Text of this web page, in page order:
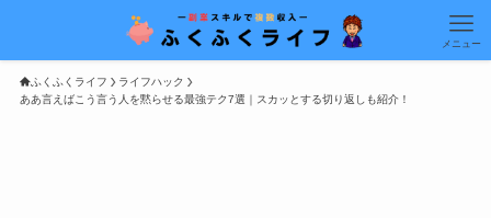
メニュー
ふくふくライフ
ライフハック
ああ言えばこう言う人を黙らせる最強テク7選｜スカッとする切り返しも紹介！